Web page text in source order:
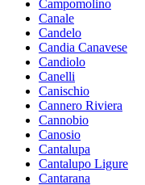
Campomolino
Canale
Candelo
Candia Canavese
Candiolo
Canelli
Canischio
Cannero Riviera
Cannobio
Canosio
Cantalupa
Cantalupo Ligure
Cantarana